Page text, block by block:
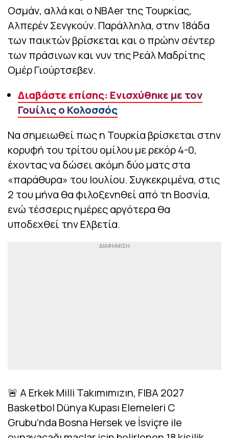
Οσμάν, αλλά και ο NBAer της Τουρκίας,
Αλπερέν Σενγκούν. Παράλληλα, στην 18άδα
των παικτών βρίσκεται και ο πρώην σέντερ
των πράσινων και νυν της Ρεάλ Μαδρίτης
Ομέρ Γιούρτσεβεν.
Διαβάστε επίσης: Ενισχύθηκε με τον
Γουίλις ο Κολοσσός
Να σημειωθεί πως η Τουρκία βρίσκεται στην
κορυφή του τρίτου ομίλου με ρεκόρ 4-0,
έχοντας να δώσει ακόμη δύο ματς στα
«παράθυρα» του Ιουλίου. Συγκεκριμένα, στις
2 του μήνα θα φιλοξενηθεί από τη Βοσνία,
ενώ τέσσερις ημέρες αργότερα θα
υποδεχθεί την Ελβετία.
🚨 A Erkek Milli Takımımızın, FIBA 2027
Basketbol Dünya Kupası Elemeleri C
Grubu’nda Bosna Hersek ve İsviçre ile